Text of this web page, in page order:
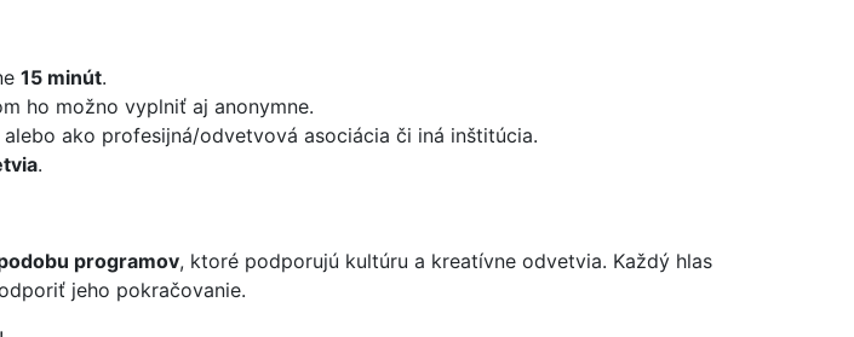
15 minút.
ho možno vyplniť aj anonymne.
ako profesijná/odvetvová asociácia či iná inštitúcia.
.
programov, ktoré podporujú kultúru a kreatívne odvetvia. Každý hlas
jeho pokračovanie.